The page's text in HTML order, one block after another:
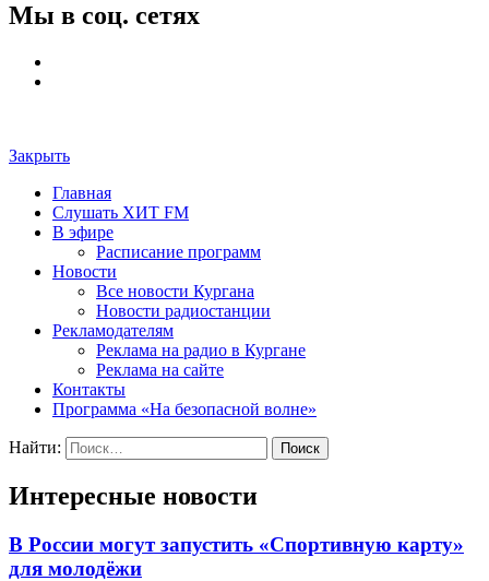
Мы в соц. сетях
Закрыть
Главная
Слушать ХИТ FM
В эфире
Расписание программ
Новости
Все новости Кургана
Новости радиостанции
Рекламодателям
Реклама на радио в Кургане
Реклама на сайте
Контакты
Программа «На безопасной волне»
Найти:
Интересные новости
В России могут запустить «Спортивную карту»
для молодёжи